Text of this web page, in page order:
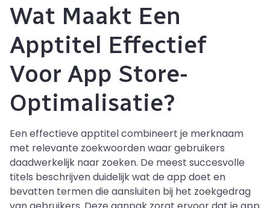
Wat Maakt Een
Apptitel Effectief
Voor App Store-
Optimalisatie?
Een effectieve apptitel combineert je merknaam
met relevante zoekwoorden waar gebruikers
daadwerkelijk naar zoeken. De meest succesvolle
titels beschrijven duidelijk wat de app doet en
bevatten termen die aansluiten bij het zoekgedrag